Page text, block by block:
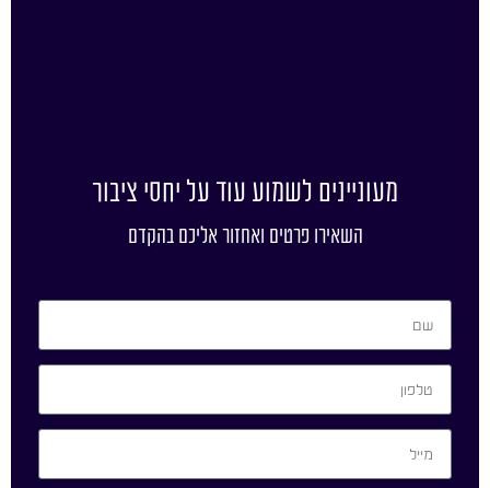
מעוניינים לשמוע עוד על יחסי ציבור
השאירו פרטים ואחזור אליכם בהקדם